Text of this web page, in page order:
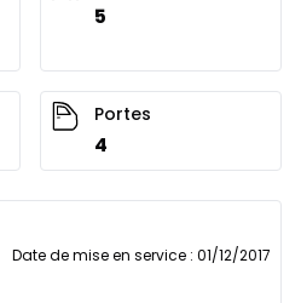
5
Portes
4
Date de mise en service : 01/12/2017